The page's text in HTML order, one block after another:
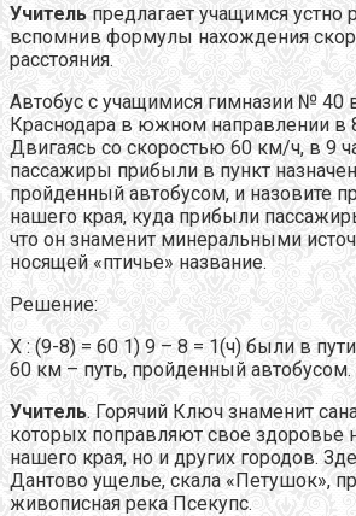
Учитель предлагает учащимся устно
вспомнив формулы нахождения
расстояния.
Автобус с учащимися гимназии № 40
Краснодара в южном направлении в
Двигаясь со скоростью 60 км/ч, в 9
пассажиры прибыли в пункт
пройденный автобусом, и назовите
нашего края, куда прибыли
что он знаменит минеральными
носящей «птичье» название.
Решение:
Х : (9-8) = 60 1) 9 – 8 = 1(ч) были в
60 км – путь, пройденный автобусом.
Учитель. Горячий Ключ знаменит
которых поправляют свое здоровье
нашего края, но и других городов.
Дантово ущелье, скала «Петушок»,
живописная река Псекупс.